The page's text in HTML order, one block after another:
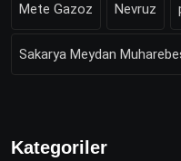
Mete Gazoz Nevruz
Sakarya Meydan
Kategoriler